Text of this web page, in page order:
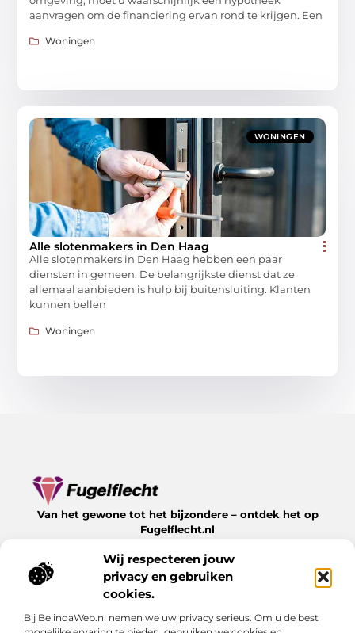
Wij respecteren jouw
privacy en gebruiken
cookies.
Bij BelindaWeb.nl nemen we uw privacy serieus. Om u de best
aanvragen om de financiering ervan rond te krijgen. Een
Woningen
WONINGEN
Alle slotenmakers in Den Haag
Alle slotenmakers in Den Haag hebben een paar
diensten in gemeen. De belangrijkste dienst dat ze
allemaal aanbieden is hulp bij buitensluiting. Klanten
kunnen bellen
Woningen
Van het gewone tot het bijzondere – ontdek het op
Fugelflecht.nl
leven te bieden heeft.
Bericht categorie